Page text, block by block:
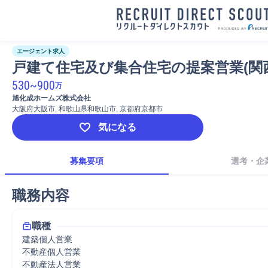
エージェント求人
戸建て住宅及び集合住宅の提案営業(関
530~900万
旭化成ホームズ株式会社
大阪府大阪市, 和歌山県和歌山市, 京都府京都市
気になる
募集要項 選考・企
職務内容
職種
建築個人営業
不動産個人営業
不動産法人営業